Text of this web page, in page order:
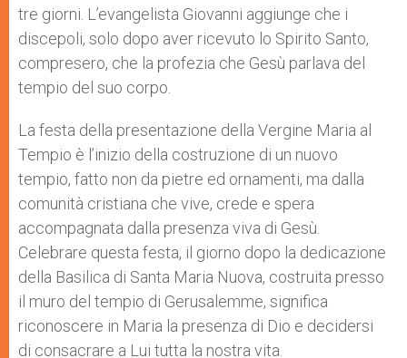
tre giorni. L’evangelista Giovanni aggiunge che i
discepoli, solo dopo aver ricevuto lo Spirito Santo,
compresero, che la profezia che Gesù parlava del
tempio del suo corpo.
La festa della presentazione della Vergine Maria al
Tempio è l’inizio della costruzione di un nuovo
tempio, fatto non da pietre ed ornamenti, ma dalla
comunità cristiana che vive, crede e spera
accompagnata dalla presenza viva di Gesù.
Celebrare questa festa, il giorno dopo la dedicazione
della Basilica di Santa Maria Nuova, costruita presso
il muro del tempio di Gerusalemme, significa
riconoscere in Maria la presenza di Dio e decidersi
di consacrare a Lui tutta la nostra vita.